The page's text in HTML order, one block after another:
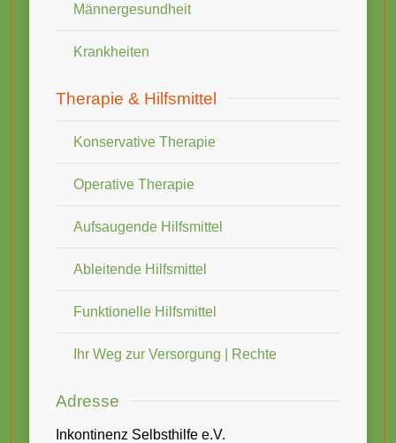
Männergesundheit
Krankheiten
Therapie & Hilfsmittel
Konservative Therapie
Operative Therapie
Aufsaugende Hilfsmittel
Ableitende Hilfsmittel
Funktionelle Hilfsmittel
Ihr Weg zur Versorgung | Rechte
Adresse
Inkontinenz Selbsthilfe e.V.